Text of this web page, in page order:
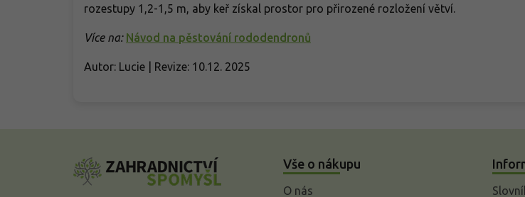
rozestupy 1,2-1,5 m, aby keř získal prostor pro přirozené rozložení větví.
Více na: Návod na pěstování rododendronů
Autor: Lucie | Revize: 10.12. 2025
Vše o nákupu
O nás